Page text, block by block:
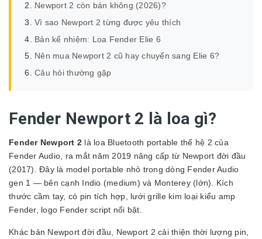
Newport 2 còn bán không (2026)?
Vì sao Newport 2 từng được yêu thích
Bản kế nhiệm: Loa Fender Elie 6
Nên mua Newport 2 cũ hay chuyển sang Elie 6?
Câu hỏi thường gặp
Fender Newport 2 là loa gì?
Fender Newport 2 là loa Bluetooth portable thế hệ 2 của
Fender Audio, ra mắt năm 2019 nâng cấp từ Newport đời đầu
(2017). Đây là model portable nhỏ trong dòng Fender Audio
gen 1 — bên cạnh Indio (medium) và Monterey (lớn). Kích
thước cầm tay, có pin tích hợp, lưới grille kim loại kiểu amp
Fender, logo Fender script nổi bật.
Khác bản Newport đời đầu, Newport 2 cải thiện thời lượng pin,